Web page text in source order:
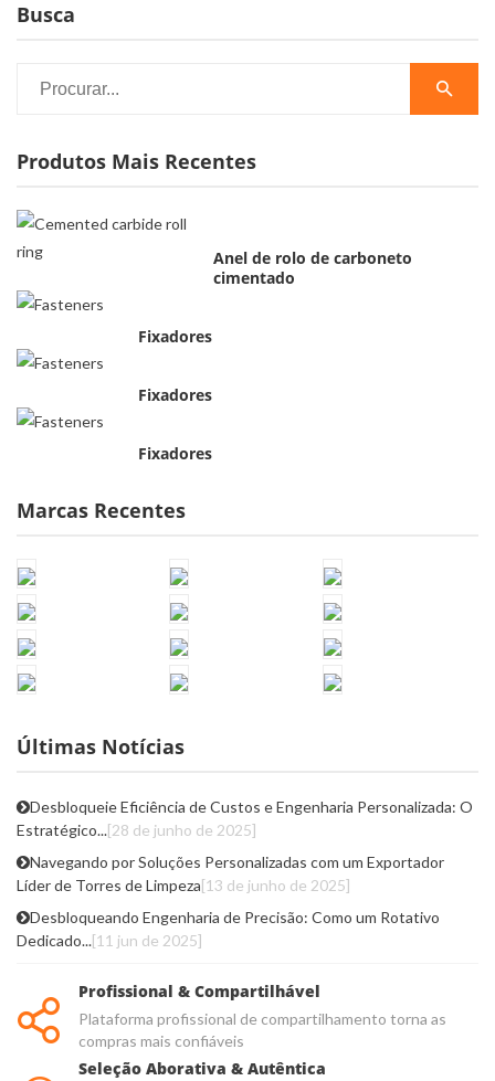
Busca
Produtos Mais Recentes
Anel de rolo de carboneto
cimentado
Fixadores
Fixadores
Fixadores
Marcas Recentes
Últimas Notícias
Desbloqueie Eficiência de Custos e Engenharia Personalizada: O
Estratégico...[28 de junho de 2025]
Navegando por Soluções Personalizadas com um Exportador
Líder de Torres de Limpeza[13 de junho de 2025]
Desbloqueando Engenharia de Precisão: Como um Rotativo
Dedicado...[11 jun de 2025]
Profissional & Compartilhável
Plataforma profissional de compartilhamento torna as
compras mais confiáveis
Seleção Aborativa & Autêntica